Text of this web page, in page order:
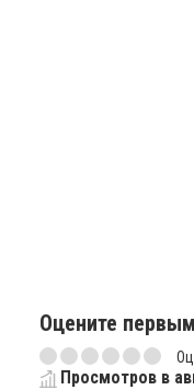
Оцените первым
Просмотров в